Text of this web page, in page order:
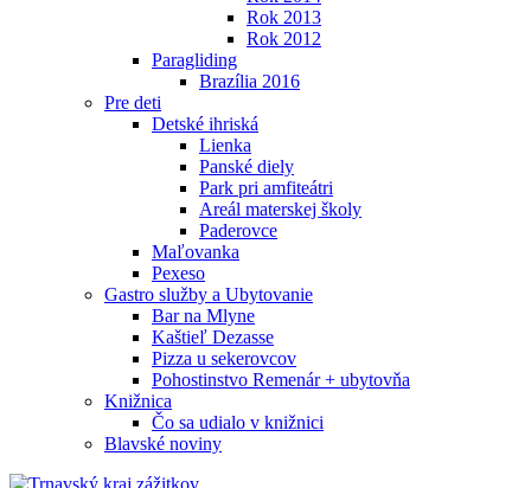
Rok 2013
Rok 2012
Paragliding
Brazília 2016
Pre deti
Detské ihriská
Lienka
Panské diely
Park pri amfiteátri
Areál materskej školy
Paderovce
Maľovanka
Pexeso
Gastro služby a Ubytovanie
Bar na Mlyne
Kaštieľ Dezasse
Pizza u sekerovcov
Pohostinstvo Remenár + ubytovňa
Knižnica
Čo sa udialo v knižnici
Blavské noviny